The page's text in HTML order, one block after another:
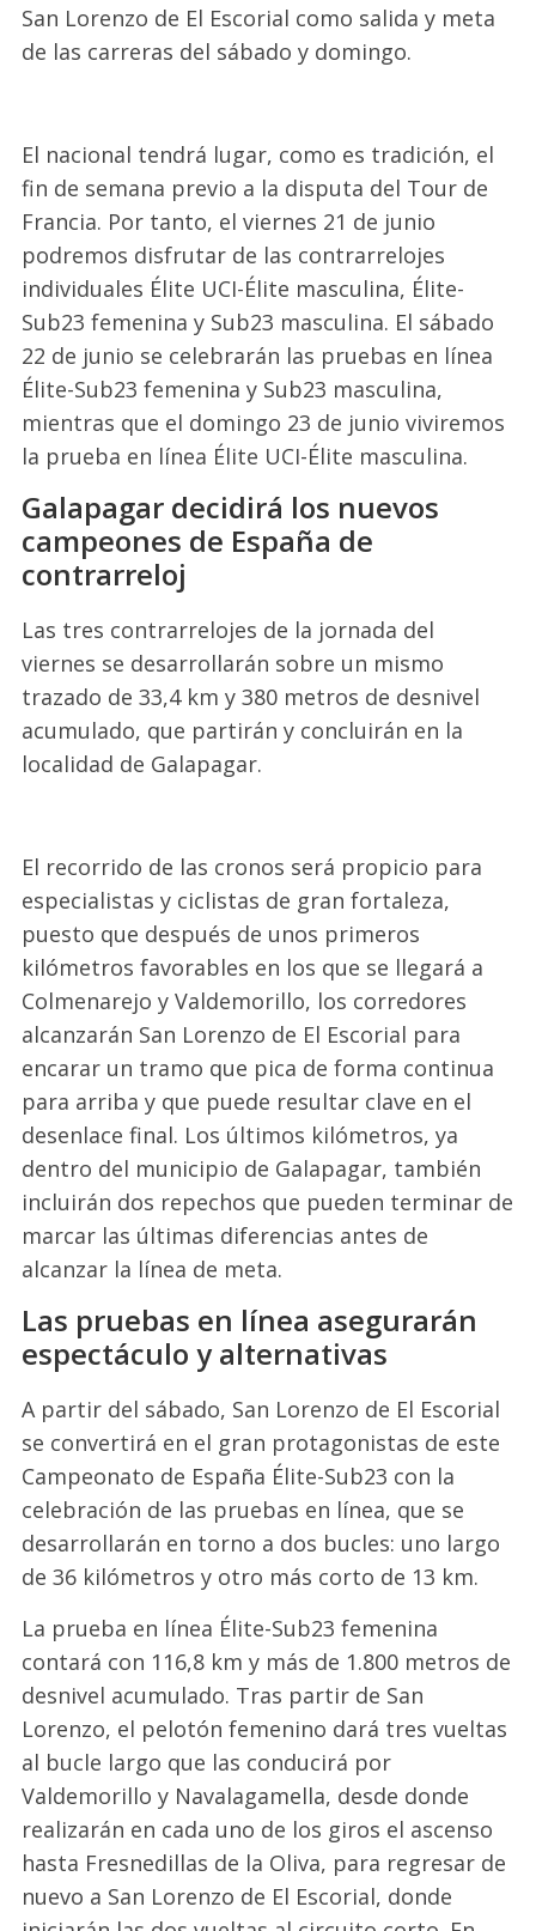
San Lorenzo de El Escorial como salida y meta
de las carreras del sábado y domingo.
El nacional tendrá lugar, como es tradición, el
fin de semana previo a la disputa del Tour de
Francia. Por tanto, el viernes 21 de junio
podremos disfrutar de las contrarrelojes
individuales Élite UCI-Élite masculina, Élite-
Sub23 femenina y Sub23 masculina. El sábado
22 de junio se celebrarán las pruebas en línea
Élite-Sub23 femenina y Sub23 masculina,
mientras que el domingo 23 de junio viviremos
la prueba en línea Élite UCI-Élite masculina.
Galapagar decidirá los nuevos
campeones de España de
contrarreloj
Las tres contrarrelojes de la jornada del
viernes se desarrollarán sobre un mismo
trazado de 33,4 km y 380 metros de desnivel
acumulado, que partirán y concluirán en la
localidad de Galapagar.
El recorrido de las cronos será propicio para
especialistas y ciclistas de gran fortaleza,
puesto que después de unos primeros
kilómetros favorables en los que se llegará a
Colmenarejo y Valdemorillo, los corredores
alcanzarán San Lorenzo de El Escorial para
encarar un tramo que pica de forma continua
para arriba y que puede resultar clave en el
desenlace final. Los últimos kilómetros, ya
dentro del municipio de Galapagar, también
incluirán dos repechos que pueden terminar de
marcar las últimas diferencias antes de
alcanzar la línea de meta.
Las pruebas en línea asegurarán
espectáculo y alternativas
A partir del sábado, San Lorenzo de El Escorial
se convertirá en el gran protagonistas de este
Campeonato de España Élite-Sub23 con la
celebración de las pruebas en línea, que se
desarrollarán en torno a dos bucles: uno largo
de 36 kilómetros y otro más corto de 13 km.
La prueba en línea Élite-Sub23 femenina
contará con 116,8 km y más de 1.800 metros de
desnivel acumulado. Tras partir de San
Lorenzo, el pelotón femenino dará tres vueltas
al bucle largo que las conducirá por
Valdemorillo y Navalagamella, desde donde
realizarán en cada uno de los giros el ascenso
hasta Fresnedillas de la Oliva, para regresar de
nuevo a San Lorenzo de El Escorial, donde